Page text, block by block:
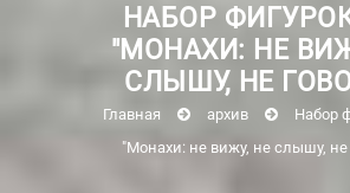
НАБОР
"МОНАХИ: НЕ
СЛЫШУ, НЕ
Главная архив
Набор
"Монахи: не вижу, не слышу, не